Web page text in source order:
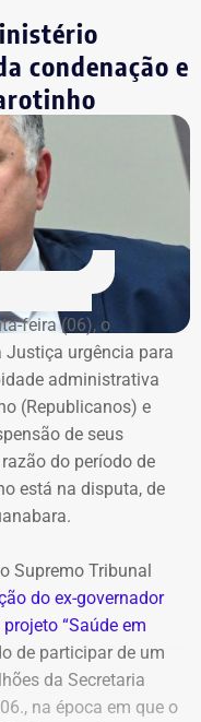
dos relógios.
condenação e
feira (06), o
urgência para
administrativa
(Republicanos) e
de seus
do período de
está na disputa, de
Supremo Tribunal
do ex-governador
“Saúde em
de participar de um
da Secretaria
na época em que o